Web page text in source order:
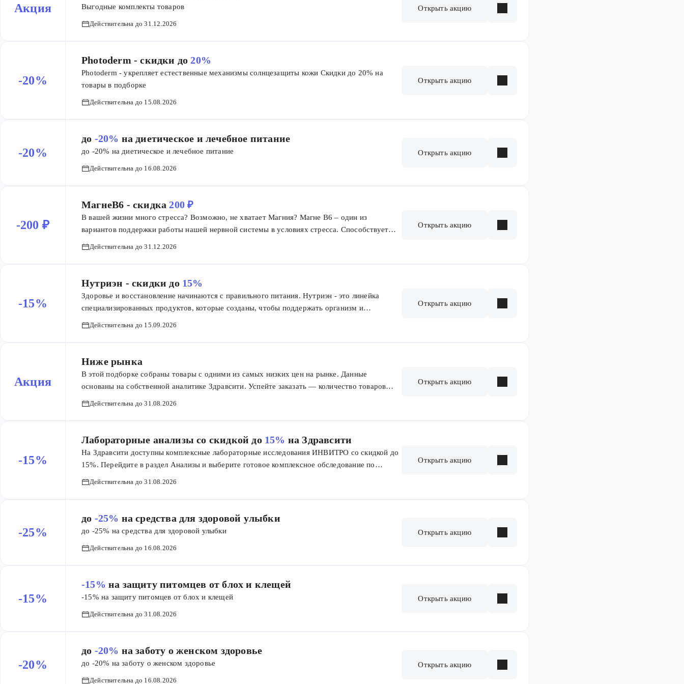
Акция Выгодные комплекты товаров
Действительна до 31.12.2026
Открыть акцию
-20%
Photoderm - скидки до 20%
Photoderm - укрепляет естественные механизмы солнцезащиты кожи Скидки до 20% на
товары в подборке
Действительна до 15.08.2026
Открыть акцию
-20%
до -20% на диетическое и лечебное питание
до -20% на диетическое и лечебное питание
Действительна до 16.08.2026
Открыть акцию
-200 ₽
МагнеB6 - скидка 200 ₽
В вашей жизни много стресса? Возможно, не хватает Магния? Магне В6 – один из
вариантов поддержки работы нашей нервной системы в условиях стресса. Способствует
Действительна до 31.12.2026
Открыть акцию
-15%
Нутриэн - скидки до15%
Здоровье и восстановление начинаются с правильного питания. Нутриэн - это линейка
специализированных продуктов, которые созданы, чтобы поддержать организм и
Действительна до 15.09.2026
Открыть акцию
Акция
Ниже рынка
В этой подборке собраны товары с одними из самых низких цен на рынке. Данные
основаны на собственной аналитике Здравсити. Успейте заказать — количество товаров
Действительна до 31.08.2026
Открыть акцию
-15%
Лабораторные анализы со скидкой до15% на Здравсити
На Здравсити доступны комплексные лабораторные исследования ИНВИТРО со скидкой до
15%. Перейдите в раздел Анализы и выберите готовое комплексное обследование по
Действительна до 31.08.2026
Открыть акцию
-25%
до -25% на средства для здоровой улыбки
до -25% на средства для здоровой улыбки
Действительна до 16.08.2026
Открыть акцию
-15%
-15% на защиту питомцев от блох и клещей
-15% на защиту питомцев от блох и клещей
Действительна до 31.08.2026
Открыть акцию
-20%
до -20% на заботу о женском здоровье
до -20% на заботу о женском здоровье
Действительна до 16.08.2026
Открыть акцию